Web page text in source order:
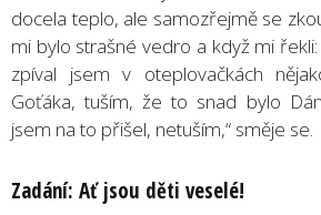
docela teplo, ale samozřejmě se
mi bylo strašné vedro a když mi
zpíval jsem v oteplovačkách
Goťáka, tuším, že to snad bylo
jsem na to přišel, netuším,“ směje se.
Zadání: Ať jsou děti veselé!